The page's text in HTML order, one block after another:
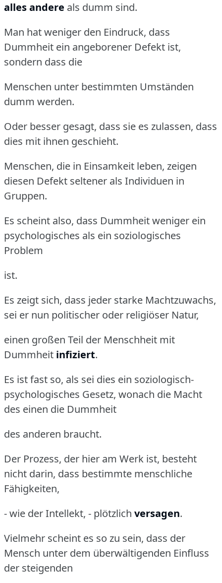
alles andere als dumm sind.
Man hat weniger den Eindruck, dass
Dummheit ein angeborener Defekt ist,
sondern dass die
Menschen unter bestimmten Umständen
dumm werden.
Oder besser gesagt, dass sie es zulassen, dass
dies mit ihnen geschieht.
Menschen, die in Einsamkeit leben, zeigen
diesen Defekt seltener als Individuen in
Gruppen.
Es scheint also, dass Dummheit weniger ein
psychologisches als ein soziologisches
Problem
ist.
Es zeigt sich, dass jeder starke Machtzuwachs,
sei er nun politischer oder religiöser Natur,
einen großen Teil der Menschheit mit
Dummheit infiziert.
Es ist fast so, als sei dies ein soziologisch-
psychologisches Gesetz, wonach die Macht
des einen die Dummheit
des anderen braucht.
Der Prozess, der hier am Werk ist, besteht
nicht darin, dass bestimmte menschliche
Fähigkeiten,
- wie der Intellekt, - plötzlich versagen.
Vielmehr scheint es so zu sein, dass der
Mensch unter dem überwältigenden Einfluss
der steigenden